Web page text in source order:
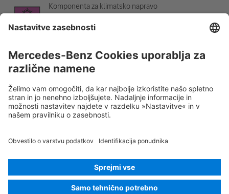
Komponenta za klimatsko napravo
177.014
© 2026Mercedes-Benz AG